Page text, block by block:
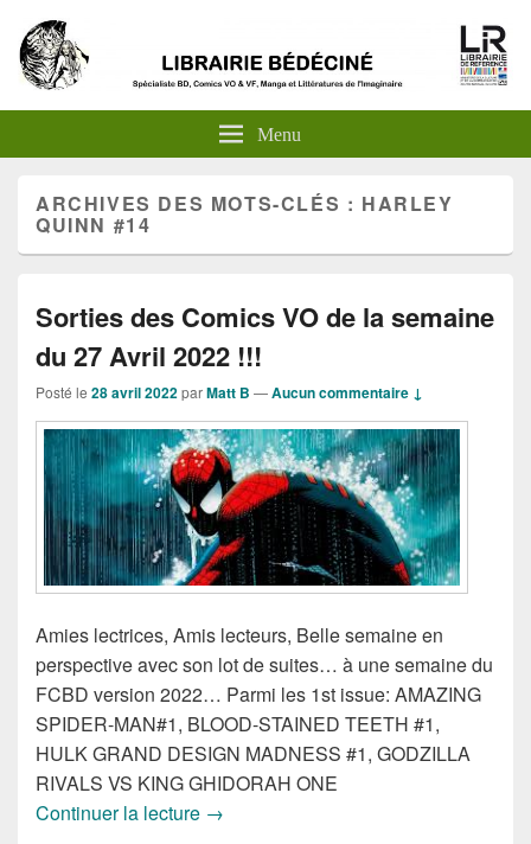
Menu
ARCHIVES DES MOTS-CLÉS : HARLEY
QUINN #14
Sorties des Comics VO de la semaine
du 27 Avril 2022 !!!
Posté le 28 avril 2022parMatt B —Aucun commentaire ↓
Amies lectrices, Amis lecteurs, Belle semaine en
perspective avec son lot de suites… à une semaine du
FCBD version 2022… Parmi les 1st issue: AMAZING
SPIDER-MAN#1, BLOOD-STAINED TEETH #1,
HULK GRAND DESIGN MADNESS #1, GODZILLA
RIVALS VS KING GHIDORAH ONE
Continuer la lecture Sorties des Comics VO de la semaine
→